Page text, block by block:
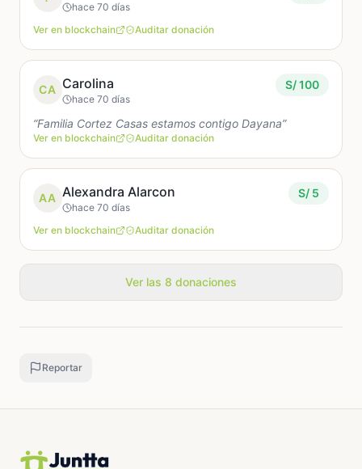
hace 70 días
Ver en blockchain Auditar donación
CA Carolina
hace 70 días
S/ 100
“Familia Cortez Casas estamos contigo Dayana”
Ver en blockchain Auditar donación
AA Alexandra Alarcon
hace 70 días
S/ 5
Ver en blockchain Auditar donación
Ver las 8 donaciones
Reportar